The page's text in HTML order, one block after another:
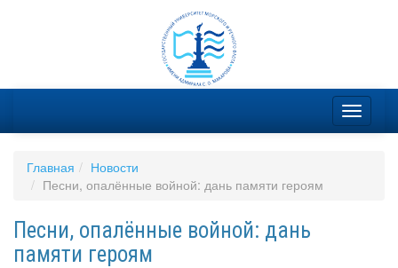
Главная
Новости
Песни, опалённые войной: дань памяти героям
Песни, опалённые войной: дань
памяти героям